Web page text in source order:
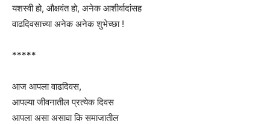
यशस्वी हो, औक्षवंत हो, अनेक आशीर्वादांसह
वाढदिवसाच्या अनेक अनेक शुभेच्छा !
*****
आज आपला वाढदिवस,
आपल्या जीवनातील प्रत्येक दिवस
आपला असा असावा कि समाजातील